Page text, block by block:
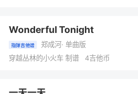
Wonderful Tonight
指弹吉他谱 郑成河· 单曲版
穿越丛林的小火车 制谱 4吉他币